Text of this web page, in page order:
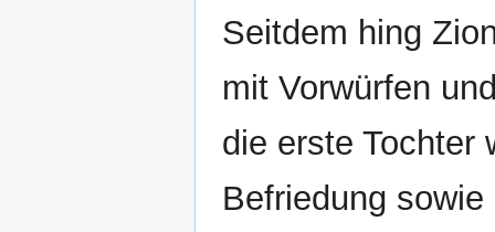
Seitdem hing
mit Vorwürfen
die erste Tochter
Befriedung